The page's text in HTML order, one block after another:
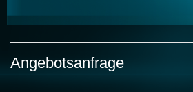
Angebotsanfrage